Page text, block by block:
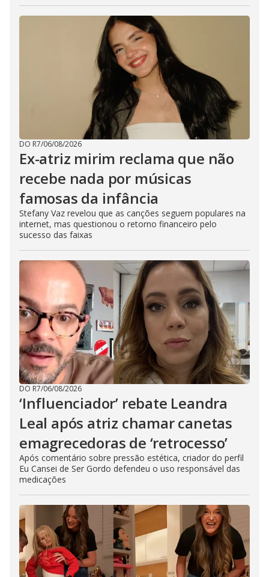
DO R7/06/08/2026
Ex-atriz mirim reclama que não
recebe nada por músicas
famosas da infância
Stefany Vaz revelou que as canções seguem populares na
internet, mas questionou o retorno financeiro pelo
sucesso das faixas
DO R7/06/08/2026
‘Influenciador’ rebate Leandra
Leal após atriz chamar canetas
emagrecedoras de ‘retrocesso’
Após comentário sobre pressão estética, criador do perfil
Eu Cansei de Ser Gordo defendeu o uso responsável das
medicações